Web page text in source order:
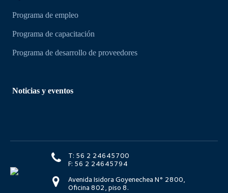
Programa de empleo
Programa de capacitación
Programa de desarrollo de proveedores
Noticias y eventos
T: 56 2 24645700
F: 56 2 24645794
Avenida Isidora Goyenechea N° 2800,
Oficina 802, piso 8.